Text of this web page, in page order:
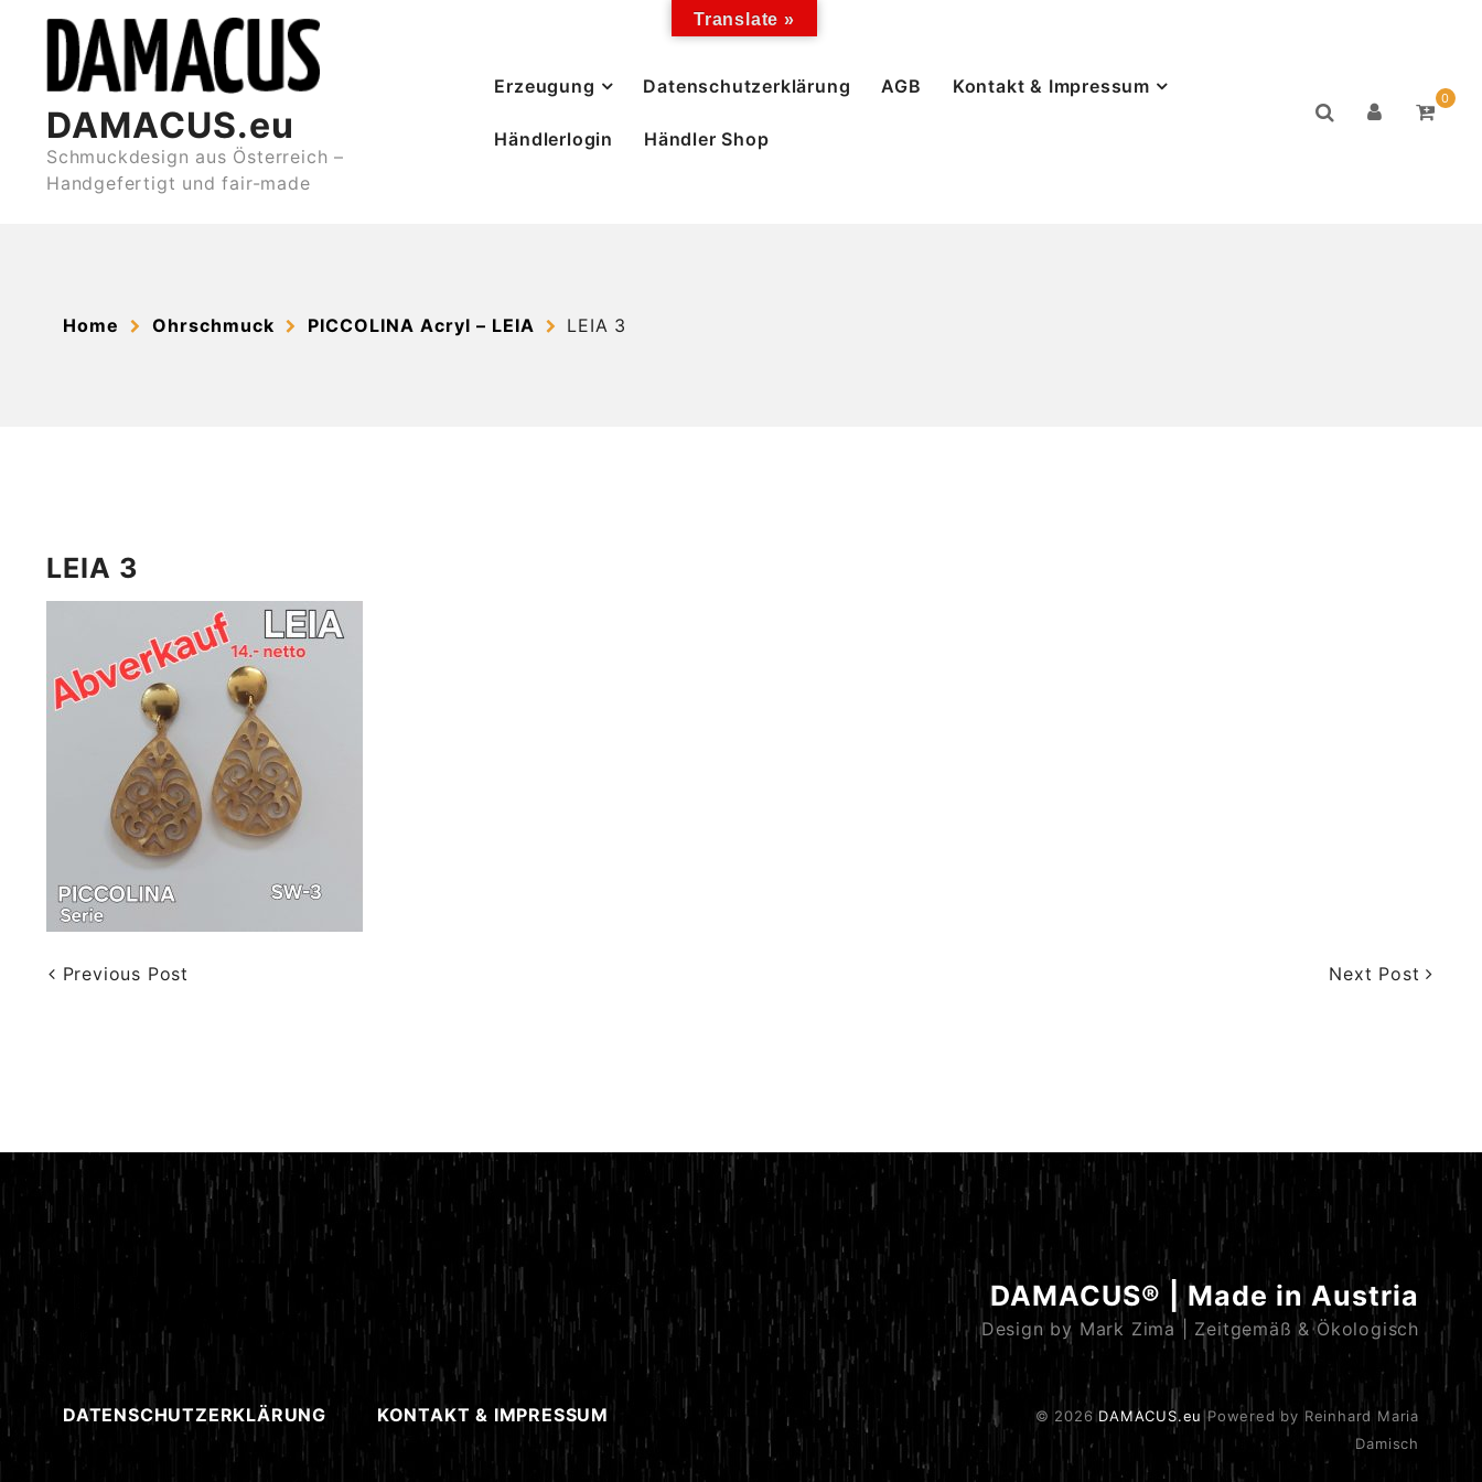
content
DAMACUS.eu
Schmuckdesign aus Österreich –
Handgefertigt und fair-made
Erzeugung Datenschutzerklärung AGB Kontakt & Impressum
Händlerlogin Händler Shop
0
Home Ohrschmuck PICCOLINA Acryl – LEIA LEIA 3
LEIA 3
Previous Post Next Post
DAMACUS® | Made in Austria
Design by Mark Zima | Zeitgemäß & Ökologisch
DATENSCHUTZERKLÄRUNG KONTAKT & IMPRESSUM © 2026 DAMACUS.eu Powered by Reinhard Maria
Damisch
Translate »